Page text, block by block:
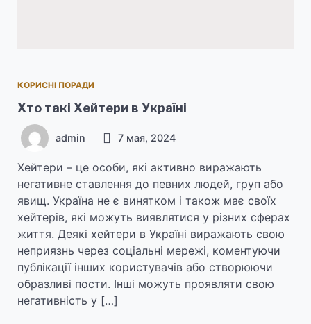
КОРИСНІ ПОРАДИ
Хто такі Хейтери в Україні
admin 7 мая, 2024
Хейтери – це особи, які активно виражають
негативне ставлення до певних людей, груп або
явищ. Україна не є винятком і також має своїх
хейтерів, які можуть виявлятися у різних сферах
життя. Деякі хейтери в Україні виражають свою
неприязнь через соціальні мережі, коментуючи
публікації інших користувачів або створюючи
образливі пости. Інші можуть проявляти свою
негативність у […]